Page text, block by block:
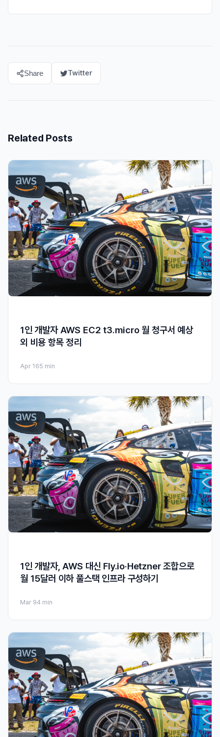
Share Twitter
Related Posts
1인 개발자 AWS EC2 t3.micro 월 청구서 예상
외 비용 항목 정리
Apr 165 min
1인 개발자, AWS 대신 Fly.io·Hetzner 조합으로
월 15달러 이하 풀스택 인프라 구성하기
Mar 94 min